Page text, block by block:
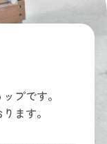
プです。
ます。